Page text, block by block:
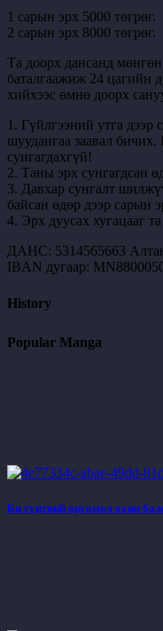
1 сарын эрх 5000 төгрөг.
2 сарын эрх 8000 төгрөг.
Та доорх дансанд
баталгаажиж 24 цагийн
хийхээс өмнө доорх
1. Гүйлгээний утга дээр
шуудангаа заавал
сунгагдахгүй!
2. Таны эрх сунгагдсан
3. Давхар сунгалт
байсан өдөр дээр сарын
4. Эрх дуусах хугацааг
ДАНС: 5314565663
IBAN дугаар:
History
Popular Manga
Би гүнтний өргөмөл охин